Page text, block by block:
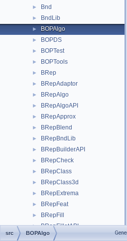
► Bnd
► BndLib
► BOPAlgo
► BOPDS
► BOPTest
► BOPTools
► BRep
► BRepAdaptor
► BRepAlgo
► BRepAlgoAPI
► BRepApprox
► BRepBlend
► BRepBndLib
► BRepBuilderAPI
► BRepCheck
► BRepClass
► BRepClass3d
► BRepExtrema
► BRepFeat
► BRepFill
► BRepFilletAPI
► BRepGProp
src BOPAlgo